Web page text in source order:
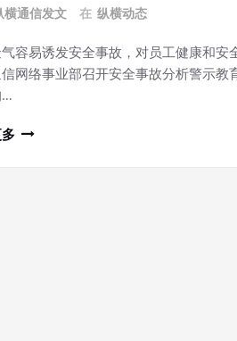
横通信发文 在 纵横动态
容易诱发安全事故，对员工健康和
网络事业部召开安全事故分析警示
…